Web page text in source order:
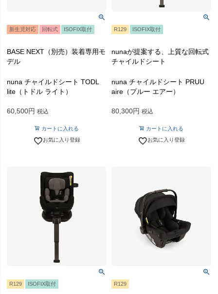
新生児対応 回転式 ISOFIX取付
BASE NEXT（別売）装着専用モ
デル
nuna チャイルドシート TODL
lite（トドル ライト）
60,500 税込
カートに入れる
お気に入り登録
R129 ISOFIX取付
nunaが提案する、上質な回転式
チャイルドシート
nuna チャイルドシート PRUU
aire（プルー エアー）
80,300 税込
カートに入れる
お気に入り登録
R129 ISOFIX取付 R129